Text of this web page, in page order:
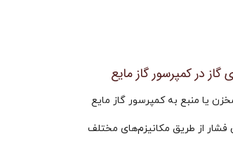
در کمپرسور گاز مایع
یا منبع به کمپرسور گاز مایع
از طریق مکانیزم‌های مختلف